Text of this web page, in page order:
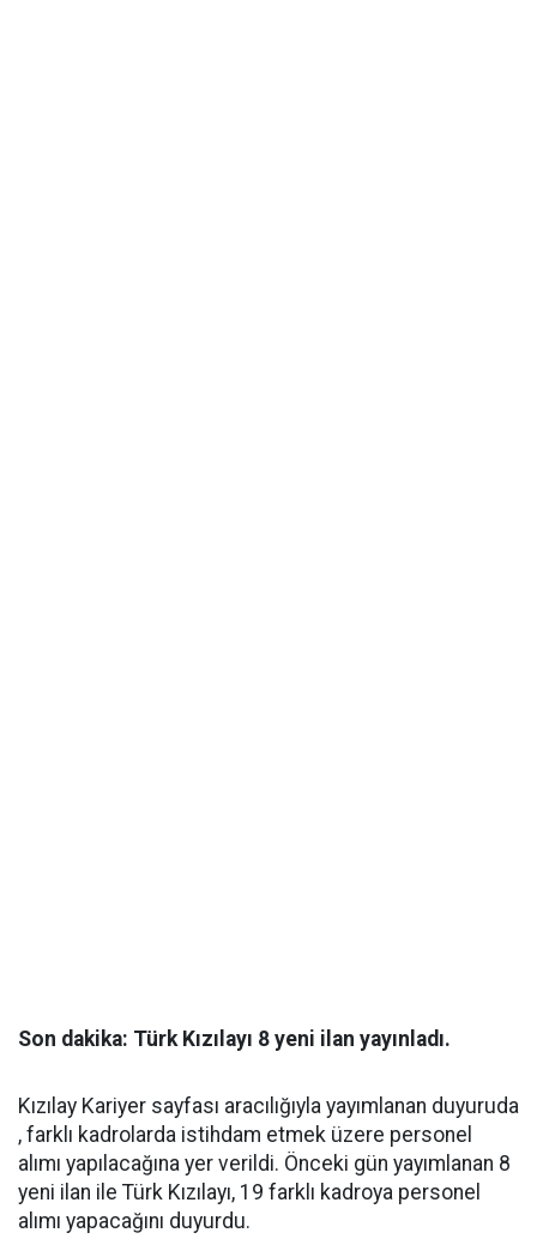
Son dakika: Türk Kızılayı 8 yeni ilan yayınladı.
Kızılay Kariyer sayfası aracılığıyla yayımlanan duyuruda
, farklı kadrolarda istihdam etmek üzere personel
alımı yapılacağına yer verildi. Önceki gün yayımlanan 8
yeni ilan ile Türk Kızılayı, 19 farklı kadroya personel
alımı yapacağını duyurdu.